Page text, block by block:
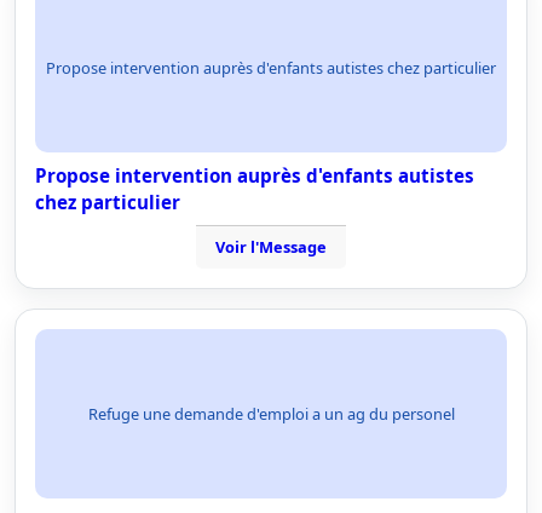
Propose intervention auprès d'enfants autistes chez particulier
Propose intervention auprès d'enfants autistes
chez particulier
Voir l'Message
Refuge une demande d'emploi a un ag du personel